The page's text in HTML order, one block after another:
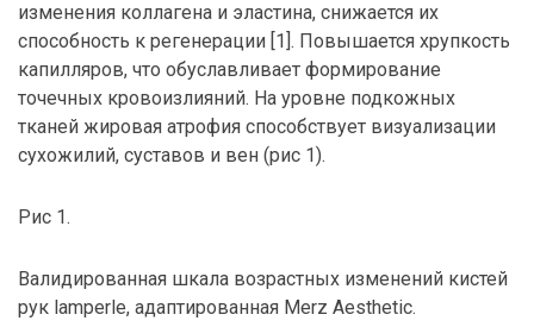
изменения коллагена и эластина, снижается их
способность к регенерации [1]. Повышается хрупкость
капилляров, что обуславливает формирование
точечных кровоизлияний. На уровне подкожных
тканей жировая атрофия способствует визуализации
сухожилий, суставов и вен (рис 1).
Рис 1.
Валидированная шкала возрастных изменений кистей
рук lamperle, адаптированная Merz Aesthetic.